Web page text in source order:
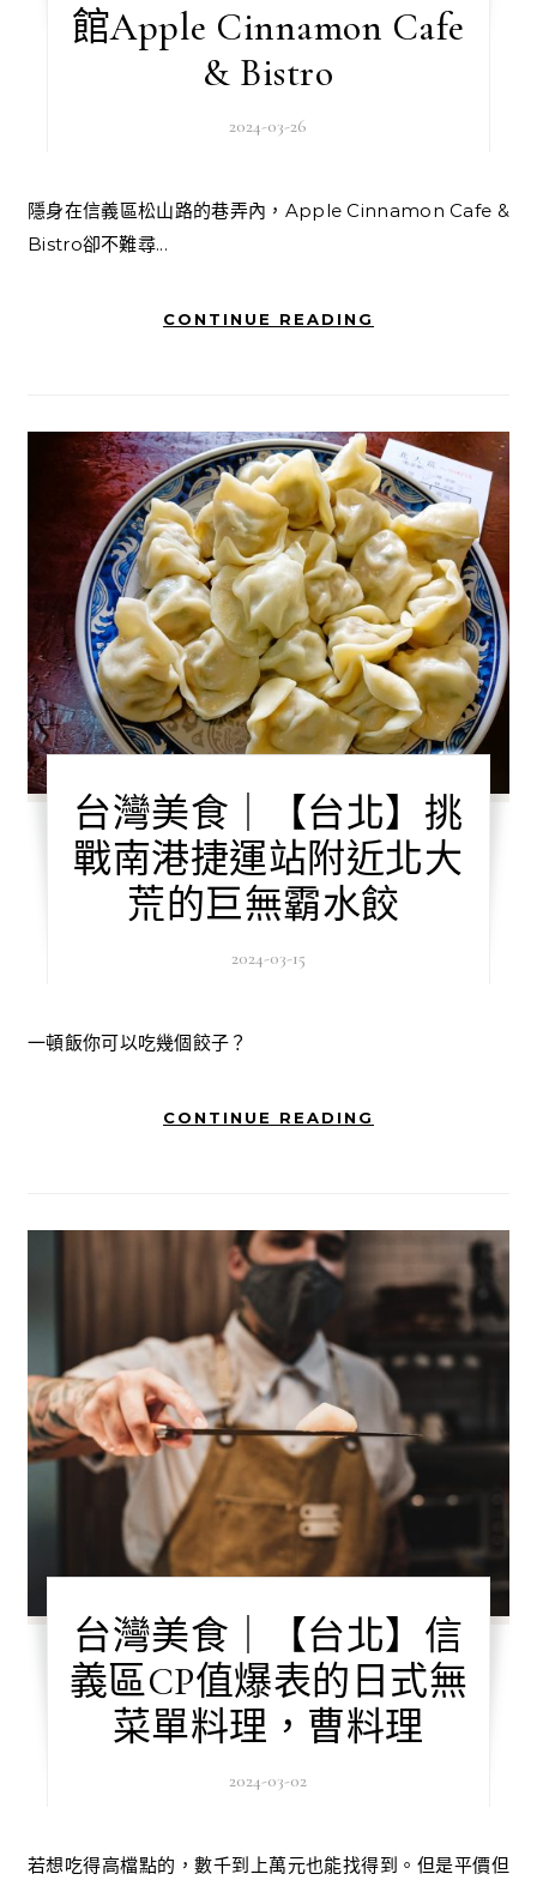
館Apple Cinnamon Cafe
& Bistro
2024-03-26
隱身在信義區松山路的巷弄內，Apple Cinnamon Cafe &
Bistro卻不難尋...
CONTINUE READING
台灣美食｜【台北】挑
戰南港捷運站附近北大
荒的巨無霸水餃
2024-03-15
一頓飯你可以吃幾個餃子？
CONTINUE READING
台灣美食｜【台北】信
義區CP值爆表的日式無
菜單料理，曹料理
2024-03-02
若想吃得高檔點的，數千到上萬元也能找得到。但是平價但